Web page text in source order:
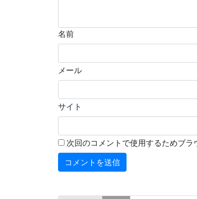
名前
メール
サイト
次回のコメントで使用するためブラ